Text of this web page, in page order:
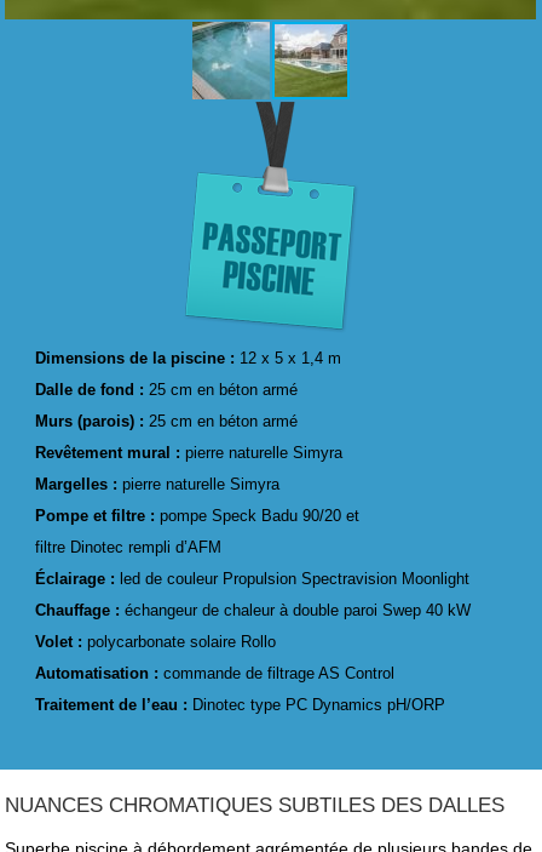
Dimensions de la piscine : 12 x 5 x 1,4 m
Dalle de fond : 25 cm en béton armé
Murs (parois) : 25 cm en béton armé
Revêtement mural :pierre naturelle Simyra
Margelles :pierre naturelle Simyra
Pompe et filtre :pompe Speck Badu 90/20 et
filtre Dinotec rempli d’AFM
Éclairage : led de couleur Propulsion Spectravision Moonlight
Chauffage :échangeur de chaleur à double paroi Swep 40 kW
Volet :polycarbonate solaire Rollo
Automatisation : commande de filtrage AS Control
Traitement de l’eau : Dinotec type PC Dynamics pH/ORP
NUANCES CHROMATIQUES SUBTILES DES DALLES
Superbe piscine à débordement agrémentée de plusieurs bandes de